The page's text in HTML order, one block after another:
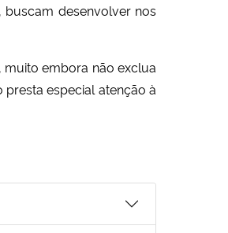
buscam desenvolver nos
embora não exclua
especial atenção à